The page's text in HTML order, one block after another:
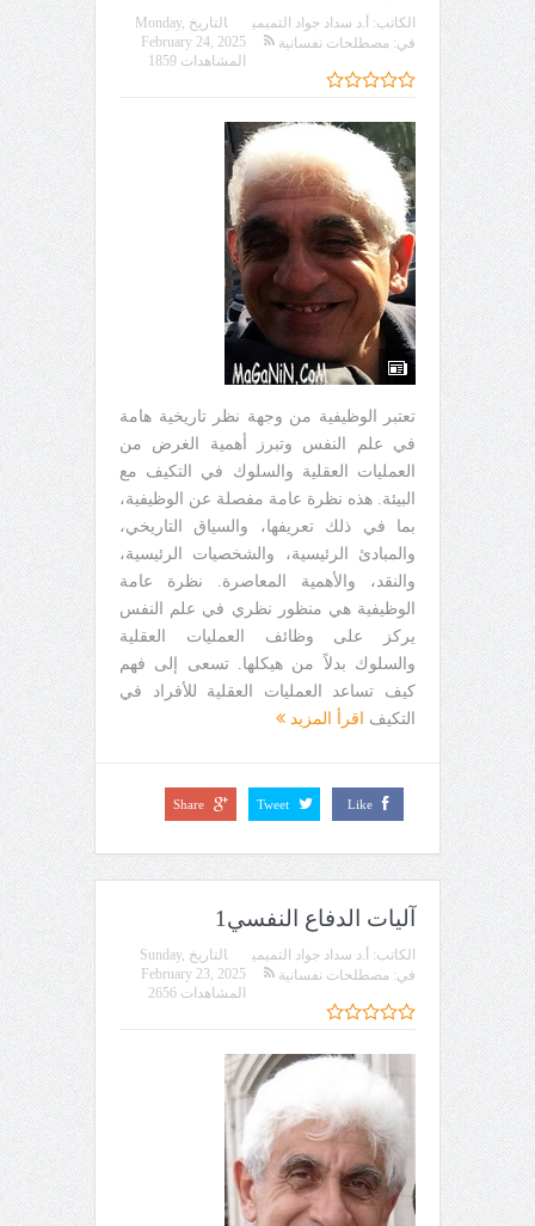
الكاتب: أ.د سداد جواد التميمي التاريخ Monday,
February 24, 2025
في: مصطلحات نفسانية
المشاهدات 1859
تعتبر الوظيفية من وجهة نظر تاريخية هامة
في علم النفس وتبرز أهمية الغرض من
العمليات العقلية والسلوك في التكيف مع
البيئة. هذه نظرة عامة مفصلة عن الوظيفية،
بما في ذلك تعريفها، والسياق التاريخي،
والمبادئ الرئيسية، والشخصيات الرئيسية،
والنقد، والأهمية المعاصرة. نظرة عامة
الوظيفية هي منظور نظري في علم النفس
يركز على وظائف العمليات العقلية
والسلوك بدلاً من هيكلها. تسعى إلى فهم
كيف تساعد العمليات العقلية للأفراد في
التكيف
اقرأ المزيد
Like
Tweet
Share
آليات الدفاع النفسي1
الكاتب: أ.د سداد جواد التميمي التاريخ Sunday,
February 23, 2025
في: مصطلحات نفسانية
المشاهدات 2656